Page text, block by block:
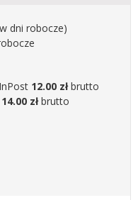
dni robocze)
12.00 złbrutto
14.00 złbrutto